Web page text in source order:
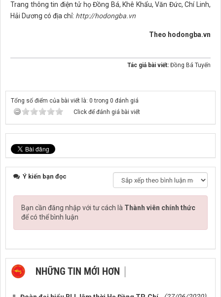
Trang thông tin điện tử họ Đồng Bá, Khê Khẩu, Văn Đức, Chí Linh,
Hải Dương có địa chỉ: http://hodongba.vn
Theo hodongba.vn
Tác giả bài viết: Đồng Bá Tuyến
Tổng số điểm của bài viết là: 0 trong 0 đánh giá
Click để đánh giá bài viết
Ý kiến bạn đọc
Bạn cần đăng nhập với tư cách là Thành viên chính thức
để có thể bình luận
NHỮNG TIN MỚI HƠN